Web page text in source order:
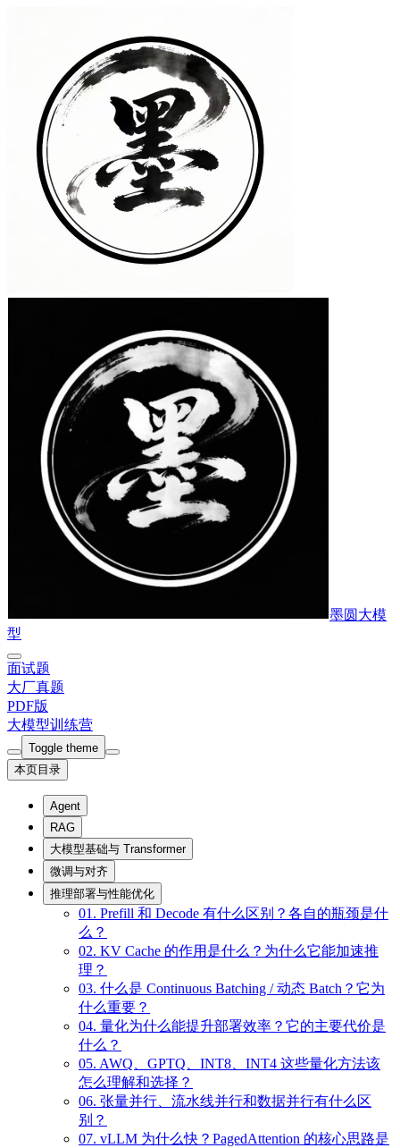
墨圆大模
型
面试题
大厂真题
PDF版
大模型训练营
Toggle theme
本页目录
Agent
RAG
大模型基础与 Transformer
微调与对齐
推理部署与性能优化
01. Prefill 和 Decode 有什么区别？各自的瓶颈是什
么？
02. KV Cache 的作用是什么？为什么它能加速推
理？
03. 什么是 Continuous Batching / 动态 Batch？它为
什么重要？
04. 量化为什么能提升部署效率？它的主要代价是
什么？
05. AWQ、GPTQ、INT8、INT4 这些量化方法该
怎么理解和选择？
06. 张量并行、流水线并行和数据并行有什么区
别？
07. vLLM 为什么快？PagedAttention 的核心思路是